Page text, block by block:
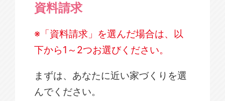
資料請求
※「資料請求」を選んだ場合は、以
下から1～2つお選びください。
まずは、あなたに近い家づくりを選
んでください。